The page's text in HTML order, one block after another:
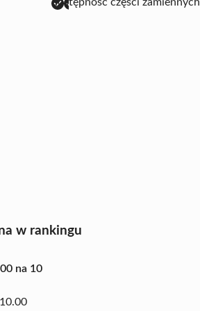
w rankingu
na 10
10.00